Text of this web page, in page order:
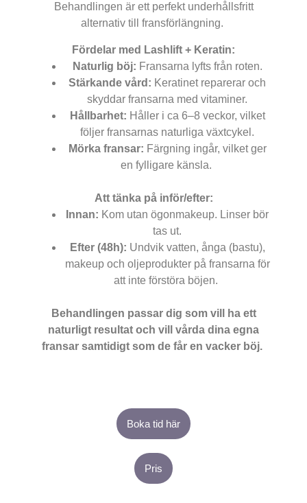
Behandlingen är ett perfekt underhållsfritt
alternativ till fransförlängning.
Fördelar med Lashlift + Keratin:
Naturlig böj: Fransarna lyfts från roten.
Stärkande vård: Keratinet reparerar och
skyddar fransarna med vitaminer.
Hållbarhet: Håller i ca 6–8 veckor, vilket
följer fransarnas naturliga växtcykel.
Mörka fransar: Färgning ingår, vilket ger
en fylligare känsla.
Att tänka på inför/efter:
Innan: Kom utan ögonmakeup. Linser bör
tas ut.
Efter (48h): Undvik vatten, ånga (bastu),
makeup och oljeprodukter på fransarna för
att inte förstöra böjen.
Behandlingen passar dig som vill ha ett
naturligt resultat och vill vårda dina egna
fransar samtidigt som de får en vacker böj.
Boka tid här
Pris